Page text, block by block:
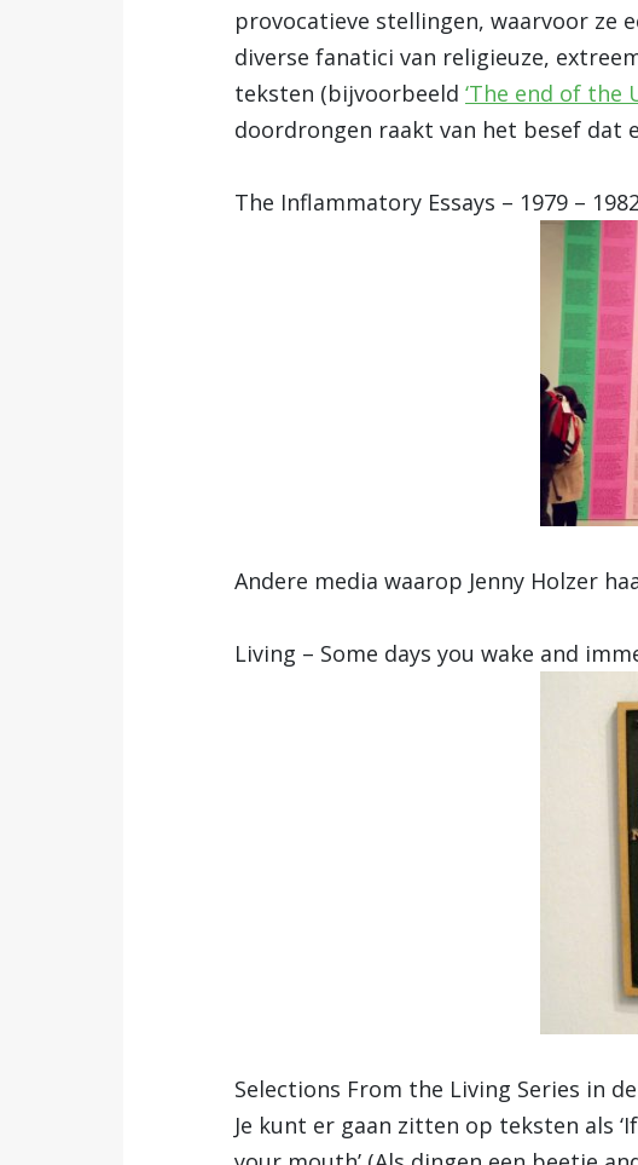
provocatieve stellingen, waarvoor ze
diverse fanatici van religieuze,
teksten (bijvoorbeeld ‘The end of the
doordrongen raakt van het besef dat
The Inflammatory Essays – 1979 –
Andere media waarop Jenny Holzer
Living – Some days you wake and
Selections From the Living Series in
Je kunt er gaan zitten op teksten als